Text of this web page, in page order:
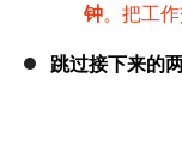
钟。把工
跳过接下来的